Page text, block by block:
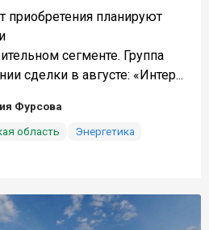
приобретения планируют
сегменте. Группа
сделки в августе: «Интер...
Фурсова
область
Энергетика